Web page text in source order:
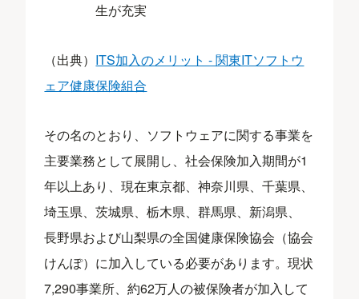
生が充実
（出典） ITS加入のメリット - 関東ITソフトウ
ェア健康保険組合
その名のとおり、ソフトウェアに関する事業を
主要業務として展開し、社会保険加入期間が1
年以上あり、現在東京都、神奈川県、千葉県、
埼玉県、茨城県、栃木県、群馬県、新潟県、
長野県および山梨県の全国健康保険協会（協会
けんぽ）に加入している必要があります。現状
7,290事業所、約62万人の被保険者が加入して